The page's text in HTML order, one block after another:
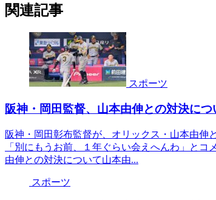
関連記事
スポーツ
阪神・岡田監督、山本由伸との対決に
阪神・岡田彰布監督が、オリックス・山本由伸
「別にもうお前、１年ぐらい会えへんわ」と
由伸との対決について山本由...
スポーツ